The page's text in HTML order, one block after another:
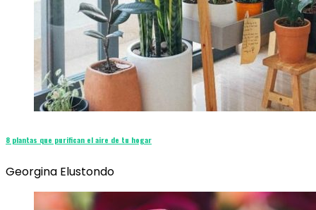
8 plantas que purifican el aire de tu hogar
Georgina Elustondo